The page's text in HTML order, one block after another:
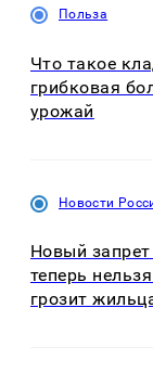
Польза
Что такое
грибковая
урожай
Новости
Новый
теперь
грозит